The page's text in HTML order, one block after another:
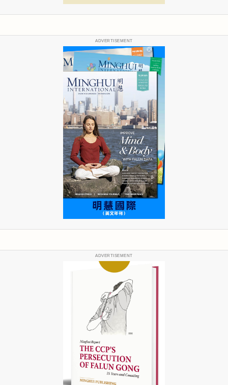
ADVERTISEMENT
ADVERTISEMENT